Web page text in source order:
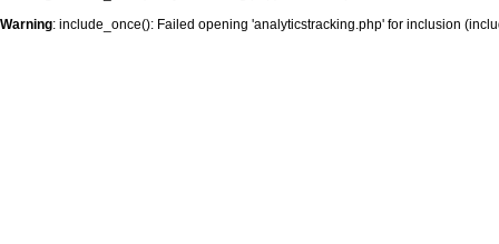
Warning: include_once(): Failed opening 'analyticstracking.php' for inclusion